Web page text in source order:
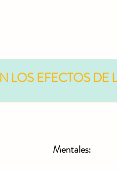
LOS EFECTOS DE
Mentales: